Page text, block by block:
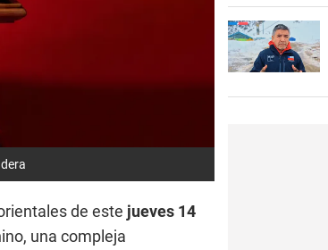
de este jueves 14
una compleja